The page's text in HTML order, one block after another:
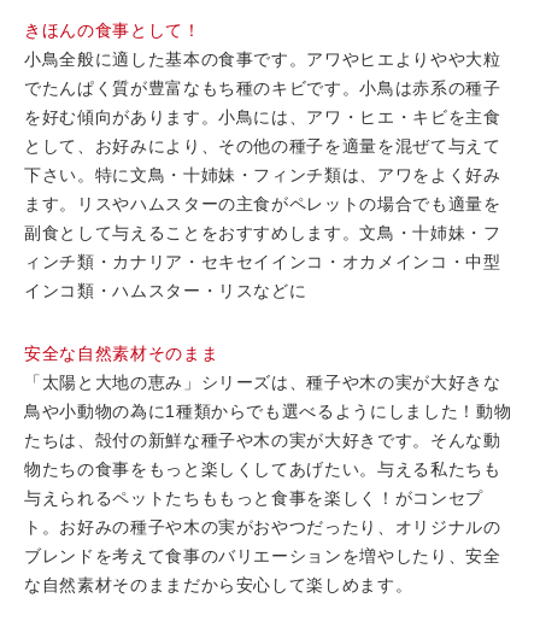
きほんの食事として！
小鳥全般に適した基本の食事です。アワやヒエよりやや大粒
でたんぱく質が豊富なもち種のキビです。小鳥は赤系の種子
を好む傾向があります。小鳥には、アワ・ヒエ・キビを主食
として、お好みにより、その他の種子を適量を混ぜて与えて
下さい。特に文鳥・十姉妹・フィンチ類は、アワをよく好み
ます。リスやハムスターの主食がペレットの場合でも適量を
副食として与えることをおすすめします。文鳥・十姉妹・フ
ィンチ類・カナリア・セキセイインコ・オカメインコ・中型
インコ類・ハムスター・リスなどに
安全な自然素材そのまま
「太陽と大地の恵み」シリーズは、種子や木の実が大好きな
鳥や小動物の為に1種類からでも選べるようにしました！動物
たちは、殻付の新鮮な種子や木の実が大好きです。そんな動
物たちの食事をもっと楽しくしてあげたい。与える私たちも
与えられるペットたちももっと食事を楽しく！がコンセプ
ト。お好みの種子や木の実がおやつだったり、オリジナルの
ブレンドを考えて食事のバリエーションを増やしたり、安全
な自然素材そのままだから安心して楽しめます。